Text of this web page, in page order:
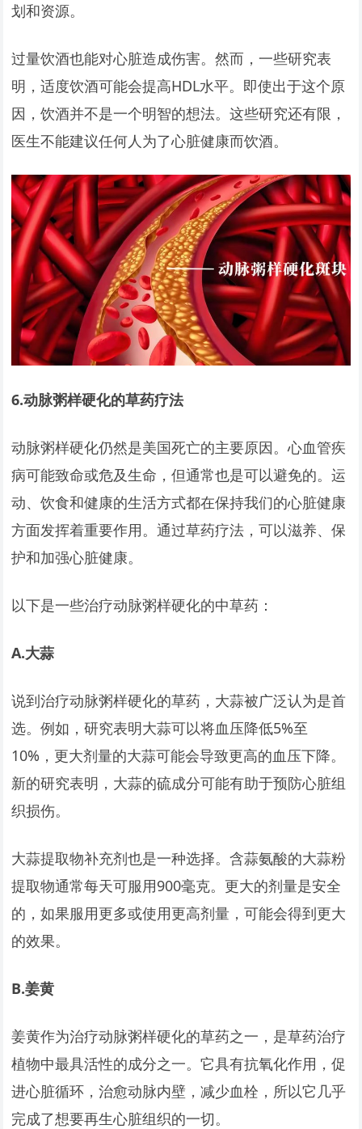
划和资源。
过量饮酒也能对心脏造成伤害。然而，一些研究表
明，适度饮酒可能会提高HDL水平。即使出于这个原
因，饮酒并不是一个明智的想法。这些研究还有限，
医生不能建议任何人为了心脏健康而饮酒。
6.动脉粥样硬化的草药疗法
动脉粥样硬化仍然是美国死亡的主要原因。心血管疾
病可能致命或危及生命，但通常也是可以避免的。运
动、饮食和健康的生活方式都在保持我们的心脏健康
方面发挥着重要作用。通过草药疗法，可以滋养、保
护和加强心脏健康。
以下是一些治疗动脉粥样硬化的中草药：
A.大蒜
说到治疗动脉粥样硬化的草药，大蒜被广泛认为是首
选。例如，研究表明大蒜可以将血压降低5%至
10%，更大剂量的大蒜可能会导致更高的血压下降。
新的研究表明，大蒜的硫成分可能有助于预防心脏组
织损伤。
大蒜提取物补充剂也是一种选择。含蒜氨酸的大蒜粉
提取物通常每天可服用900毫克。更大的剂量是安全
的，如果服用更多或使用更高剂量，可能会得到更大
的效果。
B.姜黄
姜黄作为治疗动脉粥样硬化的草药之一，是草药治疗
植物中最具活性的成分之一。它具有抗氧化作用，促
进心脏循环，治愈动脉内壁，减少血栓，所以它几乎
完成了想要再生心脏组织的一切。